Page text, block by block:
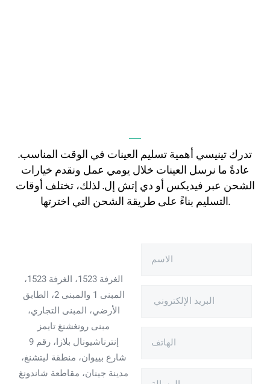
تدرك تينيسي أهمية تسليم العينات في الوقت المناسب.
عادةً ما نرسل العينات خلال يومي عمل ونقدم خيارات
الشحن عبر فيديكس أو دي إتش إل. لذلك، تختلف أوقات
التسليم بناءً على طريقة الشحن التي اخترتها.
الغرفة 1523، الغرفة 1523،
المبنى 1 والمبنى 2، الطابق
الأرضي، المبنى التجاري،
مبنى رونغشنغ تايمز
إنترناشيونال بلازا، رقم 9
شارع بييوان، منطقة ليتشنغ،
مدينة جينان، مقاطعة شاندونغ